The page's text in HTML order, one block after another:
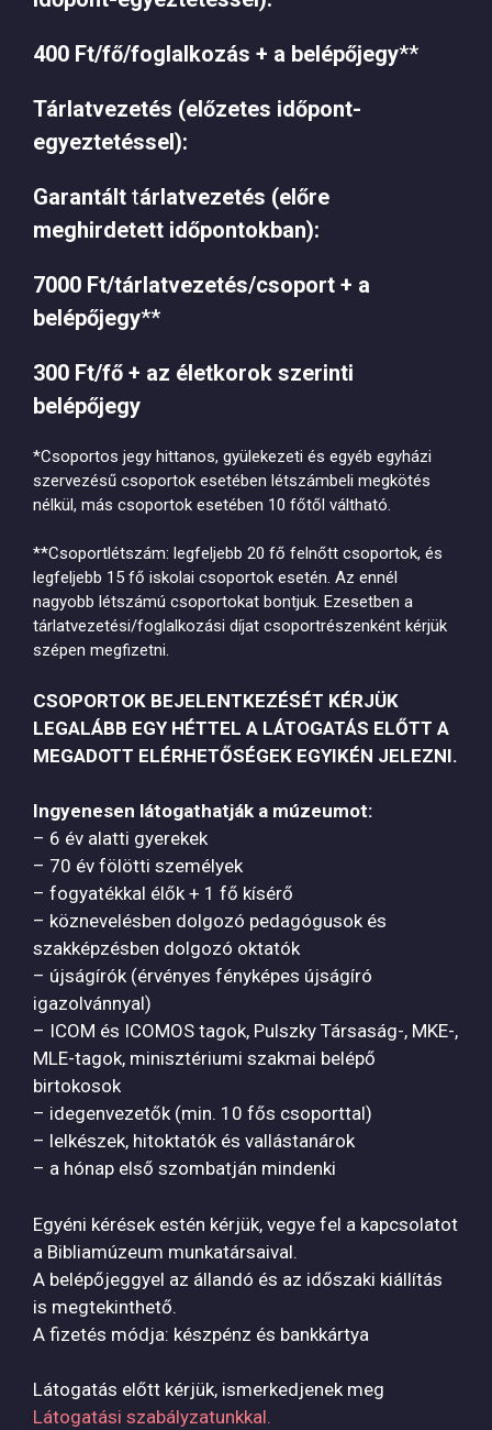
400 Ft/fő/foglalkozás + a belépőjegy**
Tárlatvezetés (előzetes időpont-
egyeztetéssel):
Garantált tárlatvezetés (előre
meghirdetett időpontokban):
7000 Ft/tárlatvezetés/csoport + a
belépőjegy**
300 Ft/fő + az életkorok szerinti
belépőjegy
*Csoportos jegy hittanos, gyülekezeti és egyéb egyházi
szervezésű csoportok esetében létszámbeli megkötés
nélkül, más csoportok esetében 10 főtől váltható.
**Csoportlétszám: legfeljebb 20 fő felnőtt csoportok, és
legfeljebb 15 fő iskolai csoportok esetén. Az ennél
nagyobb létszámú csoportokat bontjuk. Ezesetben a
tárlatvezetési/foglalkozási díjat csoportrészenként kérjük
szépen megfizetni.
CSOPORTOK BEJELENTKEZÉSÉT KÉRJÜK
LEGALÁBB EGY HÉTTEL A LÁTOGATÁS ELŐTT A
MEGADOTT ELÉRHETŐSÉGEK EGYIKÉN JELEZNI.
Ingyenesen látogathatják a múzeumot:
– 6 év alatti gyerekek
– 70 év fölötti személyek
– fogyatékkal élők + 1 fő kísérő
– köznevelésben dolgozó pedagógusok és
szakképzésben dolgozó oktatók
– újságírók (érvényes fényképes újságíró
igazolvánnyal)
– ICOM és ICOMOS tagok, Pulszky Társaság-, MKE-,
MLE-tagok, minisztériumi szakmai belépő
birtokosok
– idegenvezetők (min. 10 fős csoporttal)
– lelkészek, hitoktatók és vallástanárok
– a hónap első szombatján mindenki
Egyéni kérések estén kérjük, vegye fel a kapcsolatot
a Bibliamúzeum munkatársaival.
A belépőjeggyel az állandó és az időszaki kiállítás
is megtekinthető.
A fizetés módja: készpénz és bankkártya
Látogatás előtt kérjük, ismerkedjenek meg
Látogatási szabályzatunkkal.